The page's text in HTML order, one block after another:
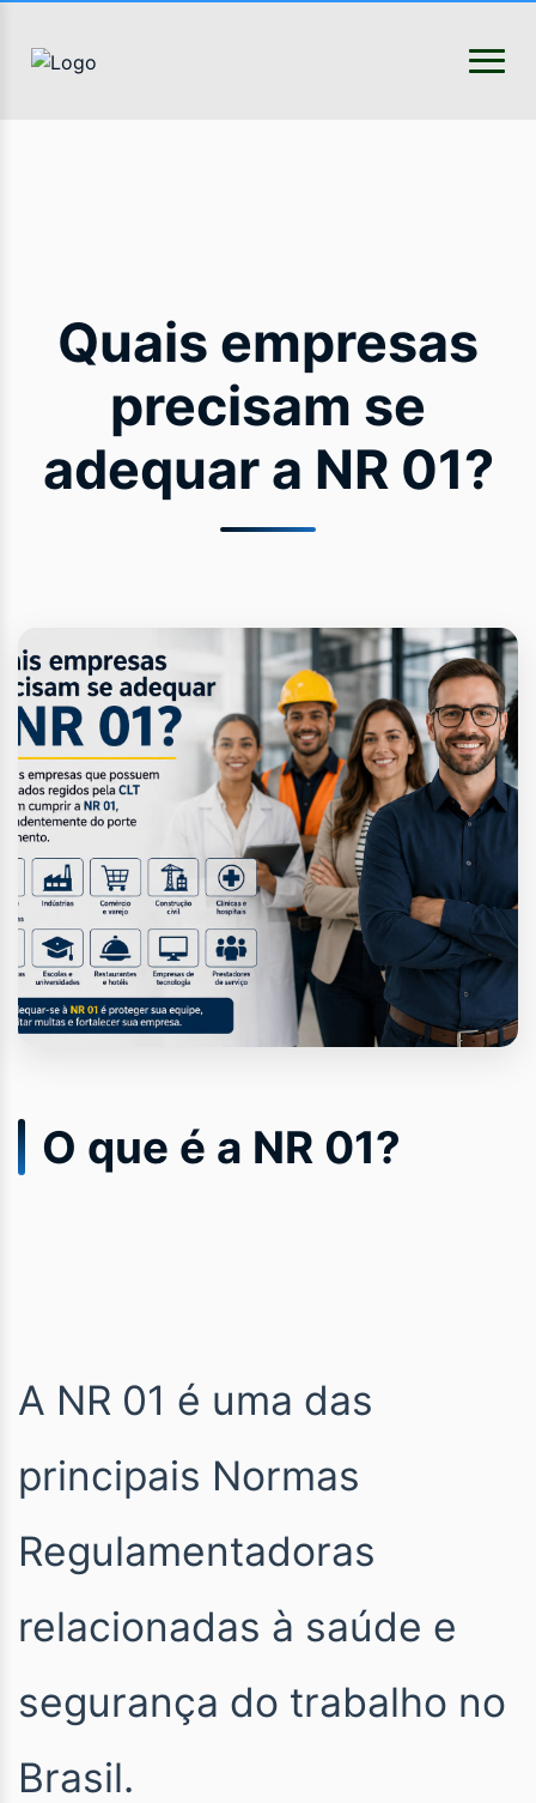
Quais empresas
precisam se
adequar a NR 01?
O que é a NR 01?
A NR 01 é uma das
principais Normas
Regulamentadoras
relacionadas à saúde e
segurança do trabalho no
Brasil.